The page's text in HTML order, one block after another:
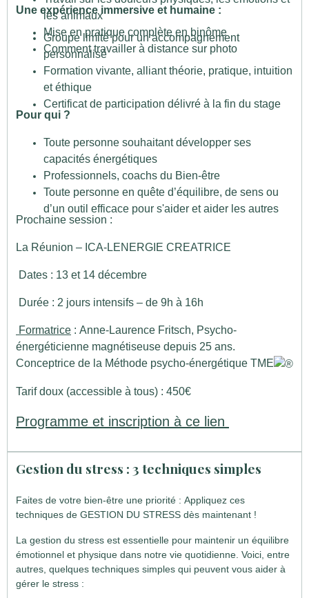
les animaux
Mise en pratique complète en binôme
Comment travailler à distance sur photo
Une expérience immersive et humaine :
Groupe limité pour un accompagnement
personnalisé
Formation vivante, alliant théorie, pratique, intuition
et éthique
Certificat de participation délivré à la fin du stage
Pour qui ?
Toute personne souhaitant développer ses
capacités énergétiques
Professionnels, coachs du Bien-être
Toute personne en quête d’équilibre, de sens ou
d’un outil efficace pour s'aider et aider les autres
Prochaine session :
La Réunion – ICA-LENERGIE CREATRICE
Dates : 13 et 14 décembre
Durée : 2 jours intensifs – de 9h à 16h
Formatrice : Anne-Laurence Fritsch, Psycho-
énergéticienne magnétiseuse depuis 25 ans.
Conceptrice de la Méthode psycho-énergétique TME
Tarif doux (accessible à tous) : 450€
Programme et inscription à ce lien
Gestion du stress : 3 techniques simples
Faites de votre bien-être une priorité : Appliquez ces
techniques de GESTION DU STRESS dès maintenant !
La gestion du stress est essentielle pour maintenir un équilibre
émotionnel et physique dans notre vie quotidienne. Voici, entre
autres, quelques techniques simples qui peuvent vous aider à
gérer le stress :